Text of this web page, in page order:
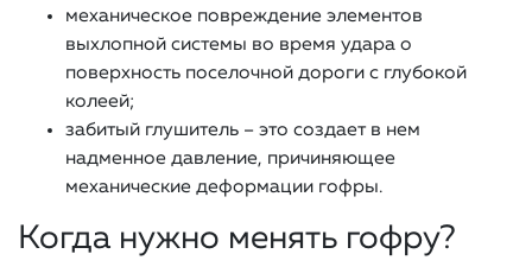
механическое повреждение элементов
выхлопной системы во время удара о
поверхность поселочной дороги с глубокой
колеей;
забитый глушитель – это создает в нем
надменное давление, причиняющее
механические деформации гофры.
Когда нужно менять гофру?